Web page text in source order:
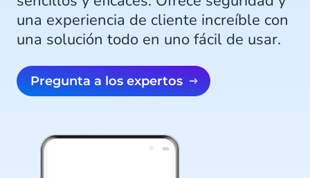
una experiencia de cliente increíble con
una solución todo en uno fácil de usar.
Pregunta a los expertos